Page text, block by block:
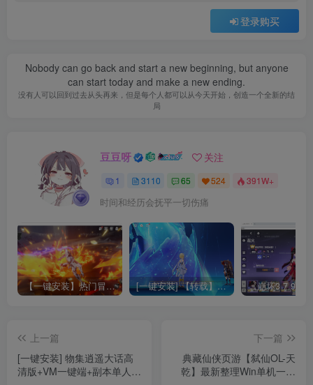
登录购买
Nobody can go back and start a new beginning, but anyone
can start today and make a new ending.
没有人可以回到过去从头再来，但是每个人都可以从今天开始，创造一个全新的结
局
豆豆呀 关注
1 3110 65 524 391W+
时间和经历会抚平一切伤痛
【一键安装】热门冒险策略类游戏崩坏：星穹铁道全新2.3版本一键端+一键代理+一键启动+免虚拟机 [一键安装] 【转载】原神3.4真端服务端+源码+配套客户端+详尽说明+GM工具+源码说明文件
上一篇
[一键安装] 物集逍遥大话高
清版+VM一键端+副本单人可
下一篇
典藏仙侠页游【弑仙OL-天
乾】最新整理Win单机一键